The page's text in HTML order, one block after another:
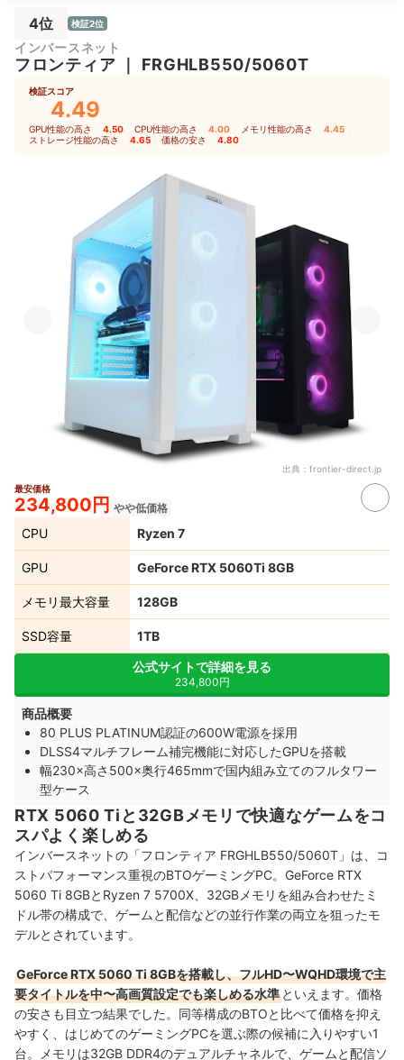
4位 検証2位
インバースネット
フロンティア FRGHLB550/5060T
検証スコア
4.49
GPU性能の高さ 4.50 CPU性能の高さ 4.00 メモリ性能の高さ 4.45
ストレージ性能の高さ 4.65 価格の安さ 4.80
出典： frontier-direct.jp
最安価格
234,800円 やや低価格
CPU Ryzen 7
GPU GeForce RTX 5060Ti 8GB
メモリ最大容量 128GB
SSD容量
1TB
公式サイトで詳細を見る
234,800円
商品概要
80 PLUS PLATINUM認証の600W電源を採用
DLSS4マルチフレーム補完機能に対応したGPUを搭載
幅230×高さ500×奥行465mmで国内組み立てのフルタワー
型ケース
RTX 5060 Tiと32GBメモリで快適なゲームをコ
スパよく楽しめる
インバースネットの「フロンティア FRGHLB550/5060T」は、コ
ストパフォーマンス重視のBTOゲーミングPC。GeForce RTX
5060 Ti 8GBとRyzen 7 5700X、32GBメモリを組み合わせたミ
ドル帯の構成で、ゲームと配信などの並行作業の両立を狙ったモ
デルとされています。
GeForce RTX 5060 Ti 8GBを搭載し、フルHD〜WQHD環境で主
要タイトルを中〜高画質設定でも楽しめる水準 といえます。価格
の安さも目立つ結果でした。同等構成のBTOと比べて価格を抑え
やすく、はじめてのゲーミングPCを選ぶ際の候補に入りやすい1
台。メモリは32GB DDR4のデュアルチャネルで、ゲームと配信ソ